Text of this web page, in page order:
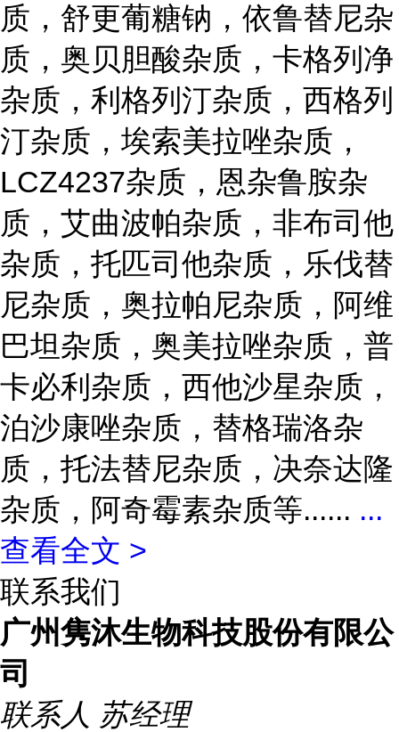
质，舒更葡糖钠，依鲁替尼杂
质，奥贝胆酸杂质，卡格列净
杂质，利格列汀杂质，西格列
汀杂质，埃索美拉唑杂质，
LCZ4237杂质，恩杂鲁胺杂
质，艾曲波帕杂质，非布司他
杂质，托匹司他杂质，乐伐替
尼杂质，奥拉帕尼杂质，阿维
巴坦杂质，奥美拉唑杂质，普
卡必利杂质，西他沙星杂质，
泊沙康唑杂质，替格瑞洛杂
质，托法替尼杂质，决奈达隆
杂质，阿奇霉素杂质等...... ...
查看全文 >
联系我们
广州隽沐生物科技股份有限公
司
联系人 苏经理